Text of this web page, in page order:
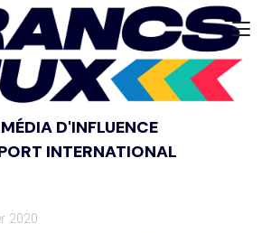
D'INFLUENCE
INTERNATIONAL
2020